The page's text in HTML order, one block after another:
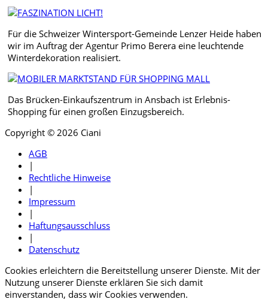
Für die Schweizer Wintersport-Gemeinde Lenzer Heide haben
wir im Auftrag der Agentur Primo Berera eine leuchtende
Winterdekoration realisiert.
Das Brücken-Einkaufszentrum in Ansbach ist Erlebnis-
Shopping für einen großen Einzugsbereich.
Copyright © 2026 Ciani
AGB
|
Rechtliche Hinweise
|
Impressum
|
Haftungsausschluss
|
Datenschutz
Cookies erleichtern die Bereitstellung unserer Dienste. Mit der
Nutzung unserer Dienste erklären Sie sich damit
einverstanden, dass wir Cookies verwenden.